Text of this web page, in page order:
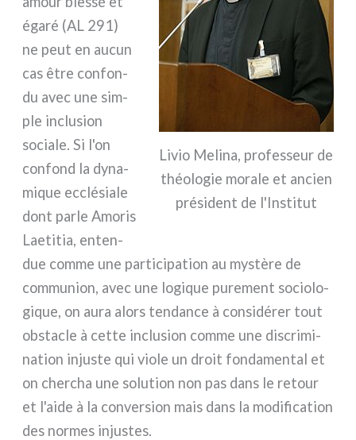
Livio Melina, pro­fes­seur de
théo­lo­gie mora­le et ancien
pré­si­dent de l'Institut
éga­ré (AL 291)
ne peut en aucun
cas être con­fon­
du avec une sim­
ple inclu­sion
socia­le. Si l'on
con­fond la dyna­
mi­que ecclé­sia­le
dont par­le Amoris
Laetitia, enten­
due com­me une par­ti­ci­pa­tion au mystè­re de
com­mu­nion, avec une logi­que pure­ment socio­lo­
gi­que, on aura alors ten­dan­ce à con­si­dé­rer tout
obsta­cle à cet­te inclu­sion com­me une discri­mi­
na­tion inju­ste qui vio­le un droit fon­da­men­tal et
on cher­cha une solu­tion non pas dans le retour
et l'aide à la con­ver­sion mais dans la modi­fi­ca­tion
des nor­mes inju­stes.